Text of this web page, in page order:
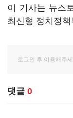
이 기사는 뉴스
최신형 정치정
댓글 0